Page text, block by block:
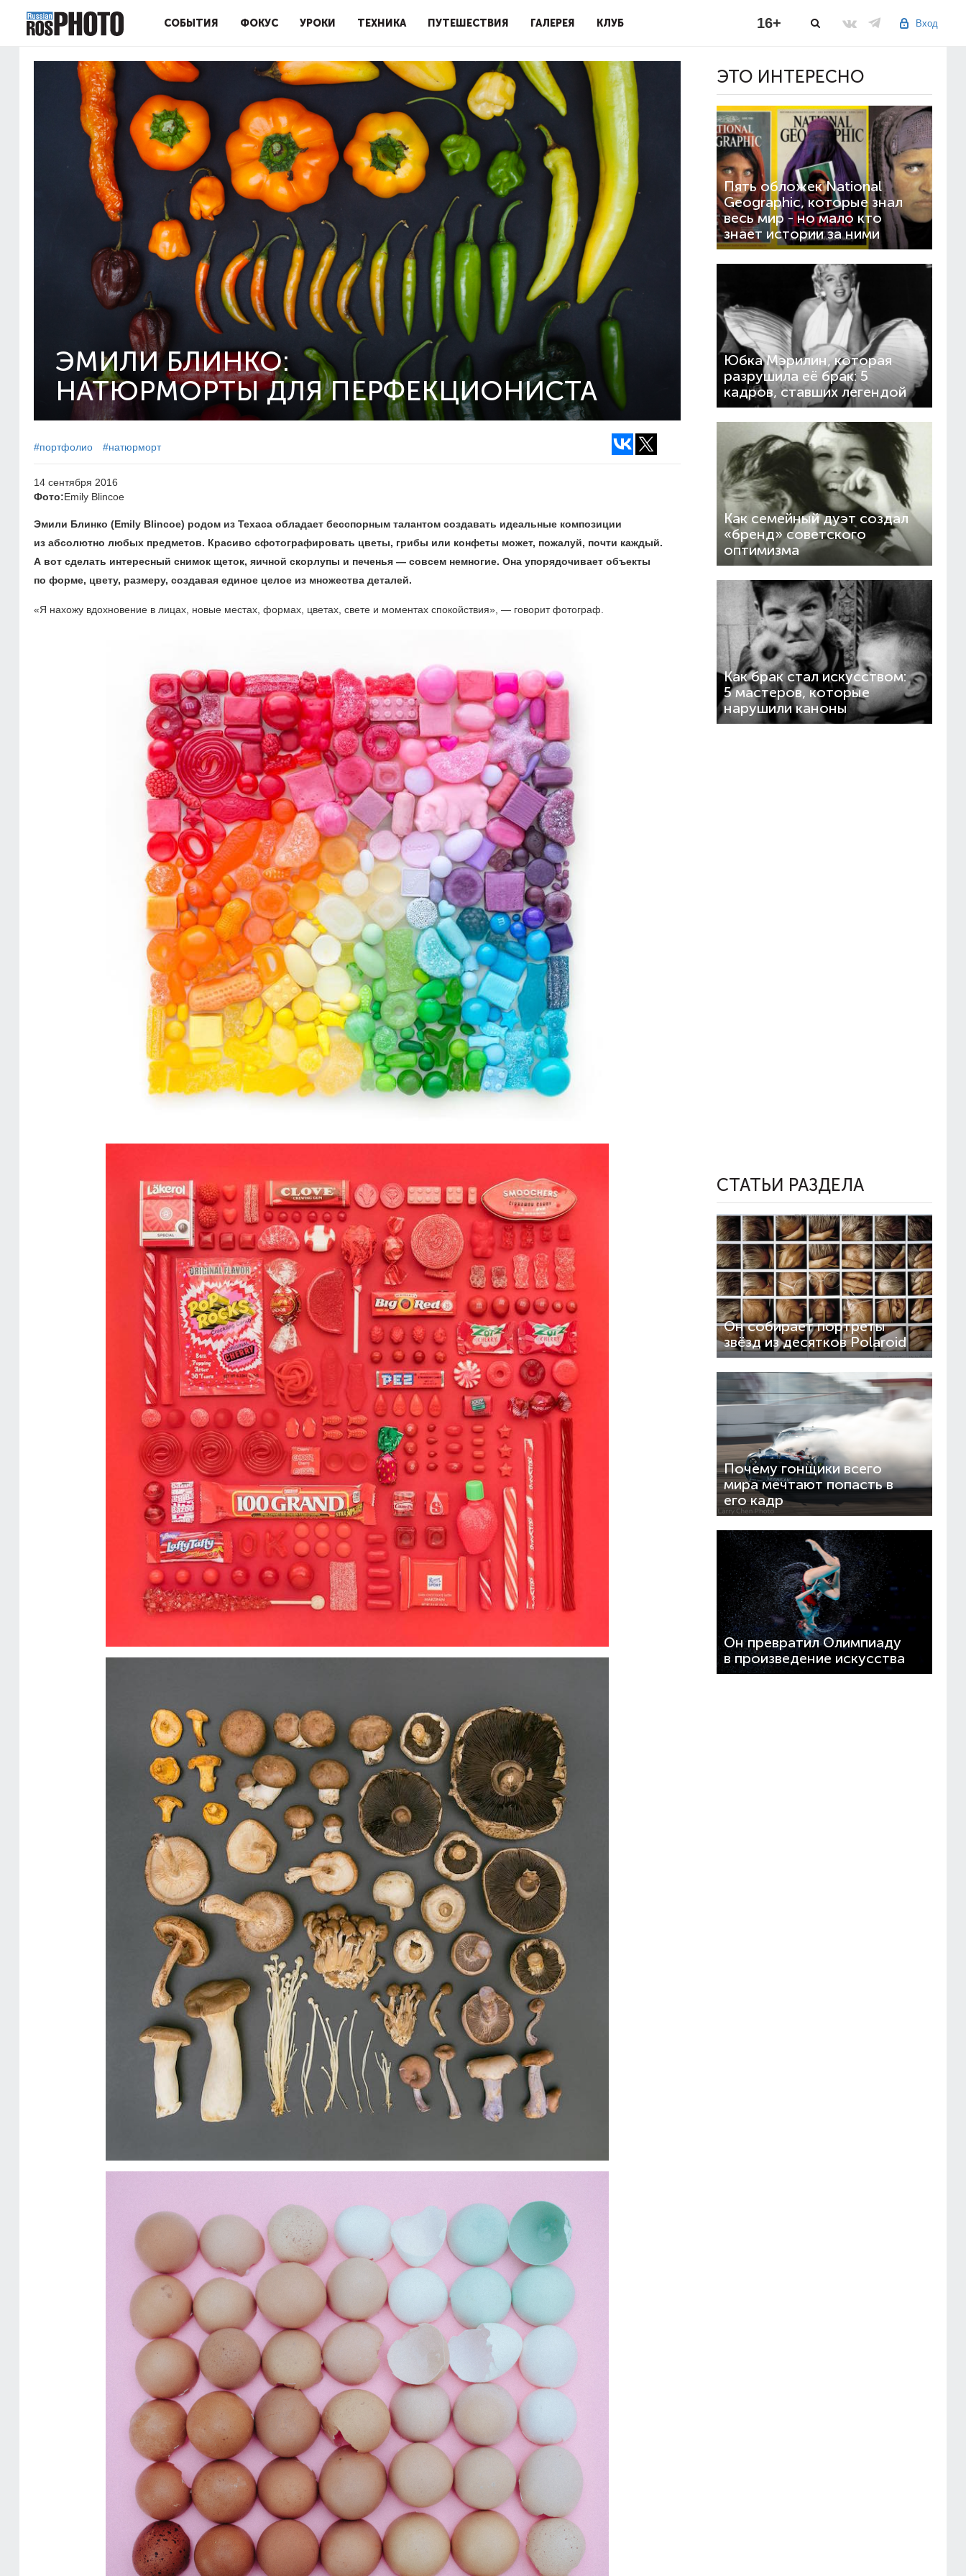
СОБЫТИЯ ФОКУС УРОКИ ТЕХНИКА ПУТЕШЕСТВИЯ ГАЛЕРЕЯ КЛУБ Вход
16+
ЭМИЛИ БЛИНКО:
НАТЮРМОРТЫ ДЛЯ ПЕРФЕКЦИОНИСТА
#портфолио #натюрморт
14 сентября 2016
Фото:Emily Blincoe
Эмили Блинко (Emily Blincoe) родом из Техаса обладает бесспорным талантом создавать идеальные композиции
из абсолютно любых предметов. Красиво сфотографировать цветы, грибы или конфеты может, пожалуй, почти каждый.
А вот сделать интересный снимок щеток, яичной скорлупы и печенья — совсем немногие. Она упорядочивает объекты
по форме, цвету, размеру, создавая единое целое из множества деталей.
«Я нахожу вдохновение в лицах, новые местах, формах, цветах, свете и моментах cпокойствия», — говорит фотограф.
ЭТО ИНТЕРЕСНО
Пять обложек National
Geographic, которые знал
весь мир - но мало кто
знает истории за ними
Юбка Мэрилин, которая
разрушила её брак: 5
кадров, ставших легендой
Как семейный дуэт создал
«бренд» советского
оптимизма
Как брак стал искусством:
5 мастеров, которые
нарушили каноны
СТАТЬИ РАЗДЕЛА
Он собирает портреты
звёзд из десятков Polaroid
Почему гонщики всего
мира мечтают попасть в
его кадр
Он превратил Олимпиаду
в произведение искусства